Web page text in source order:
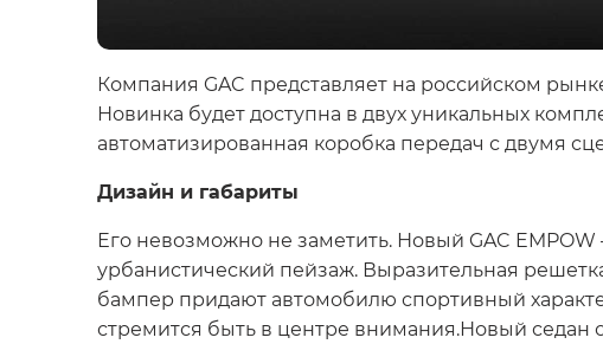
Компания GAC представляет на российском
Новинка будет доступна в двух уникальных
автоматизированная коробка передач с двумя
Дизайн и габариты
Его невозможно не заметить. Новый GAC
урбанистический пейзаж. Выразительная
бампер придают автомобилю спортивный
стремится быть в центре внимания.Новый седан